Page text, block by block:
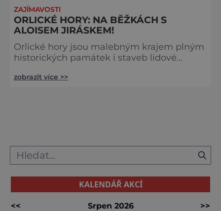
ZAJÍMAVOSTI
ORLICKÉ HORY: NA BĚŽKÁCH S
ALOISEM JIRÁSKEM!
Orlické hory jsou malebným krajem plným
historických památek i staveb lidové
hřbetu byla navíc ve 2. polovině 30. let 20.
mnohem víc! Už více než 80 let láká
zobrazit více >>
KALENDÁŘ AKCÍ
<< Srpen 2026
>>